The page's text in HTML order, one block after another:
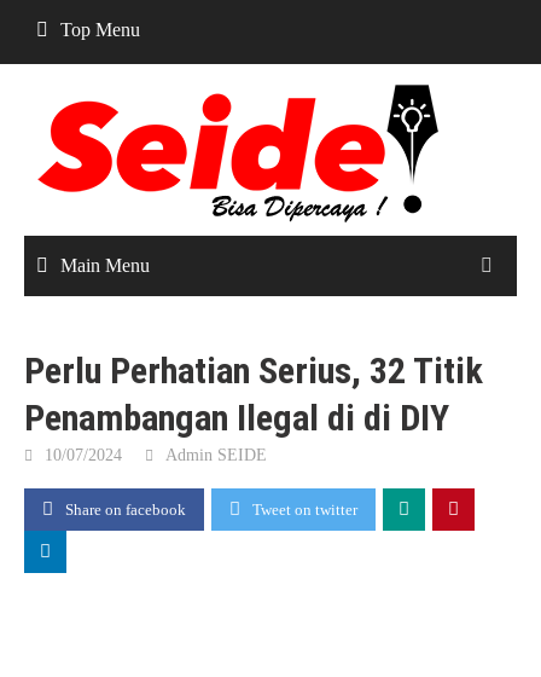
content
Top Menu
Main Menu
Perlu Perhatian Serius, 32 Titik
Penambangan Ilegal di di DIY
10/07/2024 Admin SEIDE
Share on facebook Tweet on twitter